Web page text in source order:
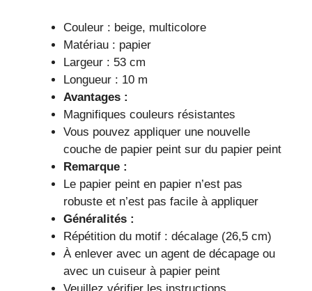
Couleur : beige, multicolore
Matériau : papier
Largeur : 53 cm
Longueur : 10 m
Avantages :
Magnifiques couleurs résistantes
Vous pouvez appliquer une nouvelle
couche de papier peint sur du papier peint
Remarque :
Le papier peint en papier n’est pas
robuste et n’est pas facile à appliquer
Généralités :
Répétition du motif : décalage (26,5 cm)
À enlever avec un agent de décapage ou
avec un cuiseur à papier peint